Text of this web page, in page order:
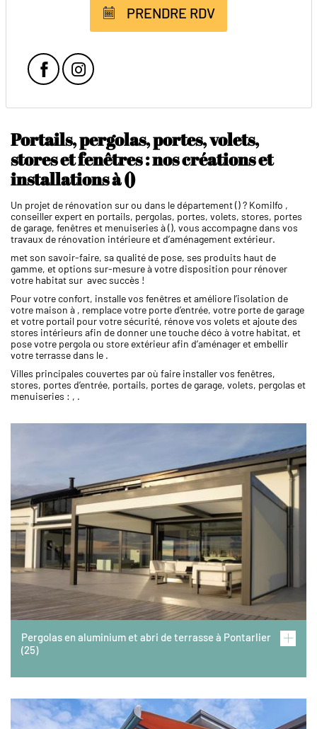
PRENDRE RDV
Facebook
Instagram
Portails, pergolas, portes, volets,
stores et fenêtres : nos créations et
installations à ()
Un projet de rénovation sur ou dans le département () ? Komilfo ,
conseiller expert en portails, pergolas, portes, volets, stores, portes
de garage, fenêtres et menuiseries à (), vous accompagne dans vos
travaux de rénovation intérieure et d’aménagement extérieur.
met son savoir-faire, sa qualité de pose, ses produits haut de
gamme, et options sur-mesure à votre disposition pour rénover
votre habitat sur avec succès !
Pour votre confort, installe vos fenêtres et améliore l’isolation de
votre maison à , remplace votre porte d’entrée, votre porte de garage
et votre portail pour votre sécurité, rénove vos volets et ajoute des
stores intérieurs afin de donner une touche déco à votre habitat, et
pose votre pergola ou store extérieur afin d’aménager et embellir
votre terrasse dans le .
Villes principales couvertes par où faire installer vos fenêtres,
stores, portes d’entrée, portails, portes de garage, volets, pergolas et
menuiseries : , .
Pergolas en aluminium et abri de terrasse à Pontarlier
(25)
Image